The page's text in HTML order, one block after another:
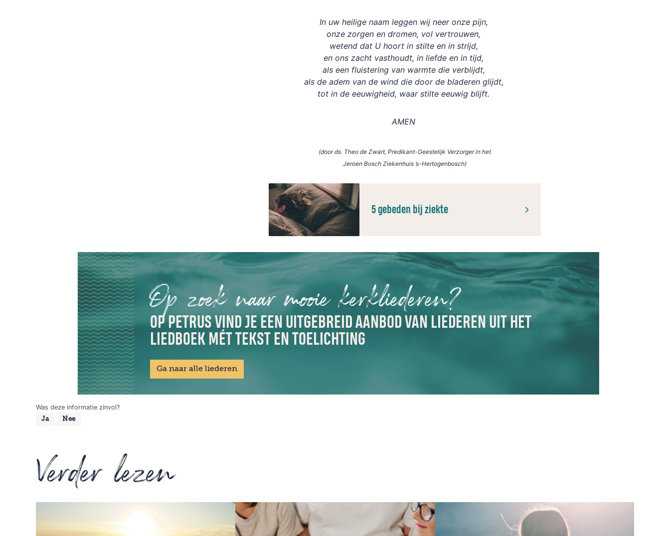
In uw heilige naam leggen wij neer onze pijn,
onze zorgen en dromen, vol vertrouwen,
wetend dat U hoort in stilte en in strijd,
en ons zacht vasthoudt, in liefde en in tijd,
als een fluistering van warmte die verblijdt,
als de adem van de wind die door de bladeren glijdt,
tot in de eeuwigheid, waar stilte eeuwig blijft.
AMEN
(door ds. Theo de Zwart, Predikant-Geestelijk Verzorger in het
Jeroen Bosch Ziekenhuis ’s-Hertogenbosch)
5 gebeden bij ziekte
Op zoek naar mooie kerkliederen?
OP PETRUS VIND JE EEN UITGEBREID AANBOD VAN LIEDEREN UIT HET
LIEDBOEK MÉT TEKST EN TOELICHTING
Ga naar alle liederen
Was deze informatie zinvol?
Ja Nee
Verder lezen